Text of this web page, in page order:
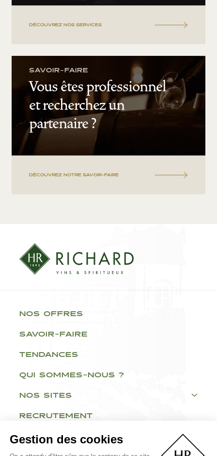
Gestion des cookies
DÉCOUVREZ NOS SERVICES
SAVOIR-FAIRE
Vous êtes professionnel
et recherchez un
partenaire ?
DÉCOUVREZ NOTRE SAVOIR-FAIRE
NOS OFFRES
SAVOIR-FAIRE
TENDANCES
QUI SOMMES-NOUS ?
NOS SITES
RECRUTEMENT